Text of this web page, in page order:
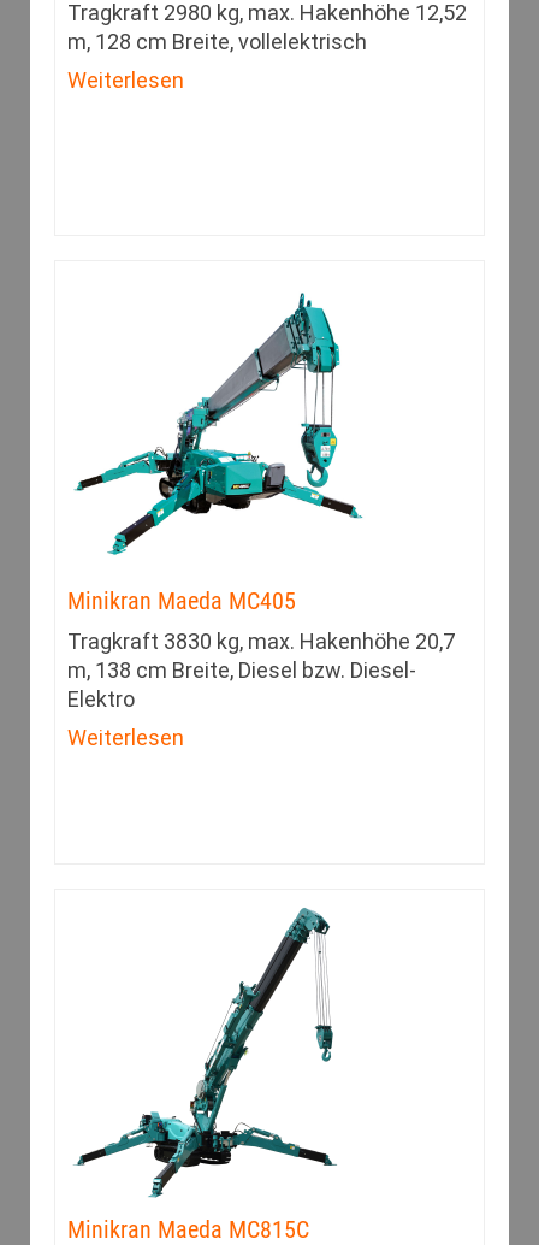
Tragkraft 2980 kg, max. Hakenhöhe 12,52
m, 128 cm Breite, vollelektrisch
Weiterlesen
Minikran Maeda MC405
Tragkraft 3830 kg, max. Hakenhöhe 20,7
m, 138 cm Breite, Diesel bzw. Diesel-
Elektro
Weiterlesen
Minikran Maeda MC815C